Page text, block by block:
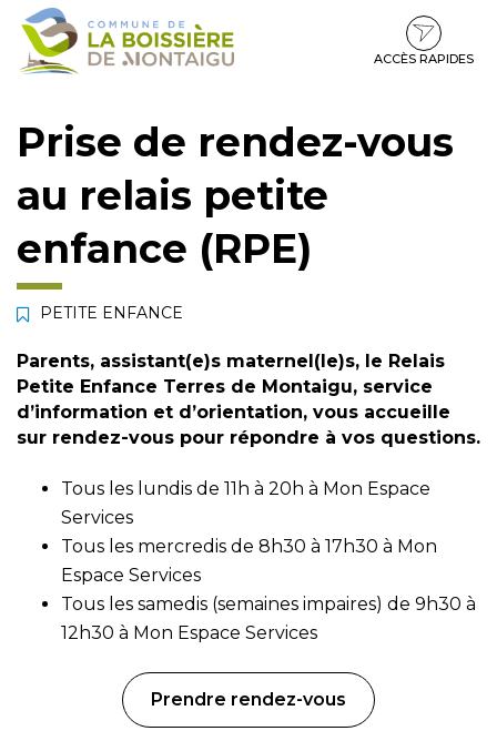
Gestion des traceurs
Aller
Aller
contenu
Aller
pied
ACCÈS RAPIDES
Prise de rendez-vous
au relais petite
enfance (RPE)
PETITE ENFANCE
Parents, assistant(e)s maternel(le)s, le Relais
Petite Enfance Terres de Montaigu, service
d’information et d’orientation, vous accueille
sur rendez-vous pour répondre à vos questions.
Tous les lundis de 11h à 20h à Mon Espace
Services
Tous les mercredis de 8h30 à 17h30 à Mon
Espace Services
Tous les samedis (semaines impaires) de 9h30 à
12h30 à Mon Espace Services
Prendre rendez-vous